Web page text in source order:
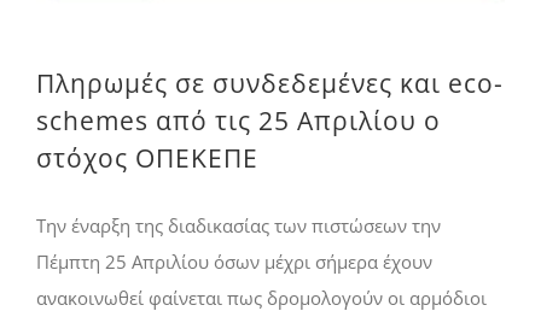
Πληρωμές σε συνδεδεμένες και eco-
schemes από τις 25 Απριλίου ο
στόχος ΟΠΕΚΕΠΕ
Την έναρξη της διαδικασίας των πιστώσεων την
Πέµπτη 25 Απριλίου όσων µέχρι σήµερα έχουν
ανακοινωθεί φαίνεται πως δροµολογούν οι αρµόδιοι